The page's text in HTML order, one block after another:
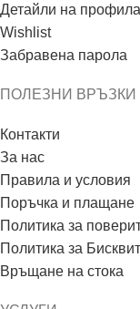
Детайли на профила
Wishlist
Забравена парола
ПОЛЕЗНИ ВРЪЗКИ
Контакти
За нас
Правила и условия
Поръчка и плащане
Политика за
Политика за
Връщане на стока